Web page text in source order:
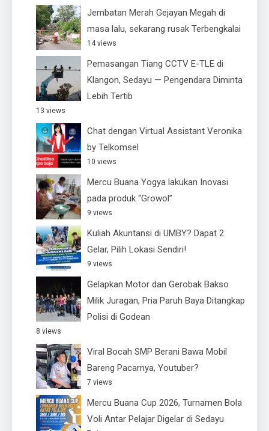
Jembatan Merah Gejayan Megah di
masa lalu, sekarang rusak Terbengkalai
14 views
Pemasangan Tiang CCTV E-TLE di
Klangon, Sedayu — Pengendara Diminta
Lebih Tertib
13 views
Chat dengan Virtual Assistant Veronika
by Telkomsel
10 views
Mercu Buana Yogya lakukan Inovasi
pada produk “Growol”
9 views
Kuliah Akuntansi di UMBY? Dapat 2
Gelar, Pilih Lokasi Sendiri!
9 views
Gelapkan Motor dan Gerobak Bakso
Milik Juragan, Pria Paruh Baya Ditangkap
Polisi di Godean
8 views
Viral Bocah SMP Berani Bawa Mobil
Bareng Pacarnya, Youtuber?
7 views
Mercu Buana Cup 2026, Turnamen Bola
Voli Antar Pelajar Digelar di Sedayu